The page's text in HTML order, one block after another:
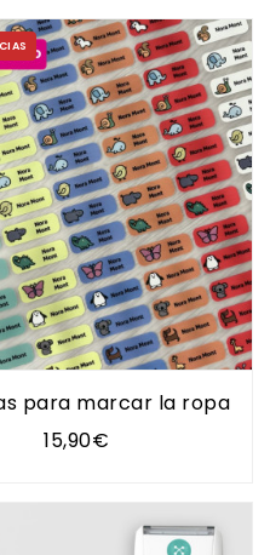
para marcar la ropa
15,90€